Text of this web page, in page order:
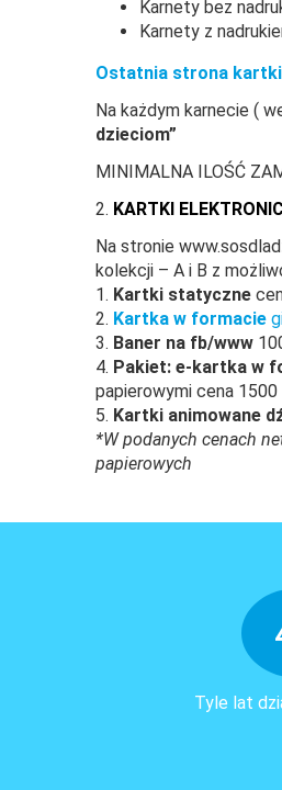
Karnety bez
Karnety z
Ostatnia strona kartki
Na każdym karnecie (
dzieciom”
MINIMALNA ILOŚĆ
2. KARTKI
Na stronie
kolekcji – A i B z
1. Kartki statyczne
2. Kartka w formacie
3. Baner na fb/www
4. Pakiet: e-kartka w
papierowymi cena 1500
5. Kartki animowane
*W podanych cenach
papierowych
Tyle lat